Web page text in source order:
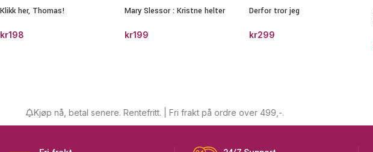
Klikk her, Thomas!
kr198
Mary Slessor : Kristne helter
kr199
Derfor tror jeg
kr299
Kjøp nå, betal senere. Rentefritt. | Fri frakt på ordre over 499,-.